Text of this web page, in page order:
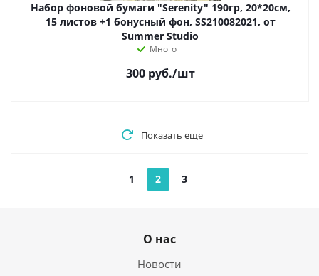
Набор фоновой бумаги "Serenity" 190гр, 20*20см,
15 листов +1 бонусный фон, SS210082021, от
Summer Studio
Много
300руб./шт
Показать еще
1 2 3
О нас
Новости